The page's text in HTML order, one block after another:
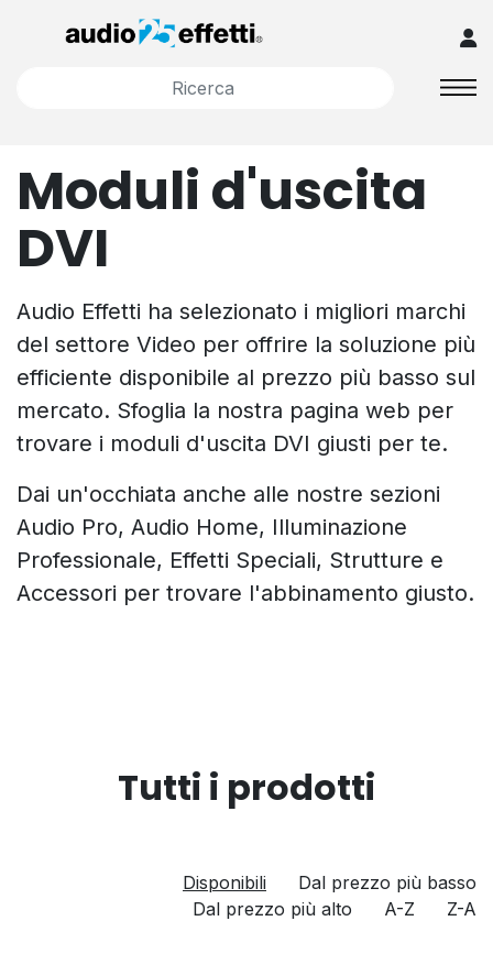
Moduli d'uscita
DVI
Audio Effetti ha selezionato i migliori marchi
del settore Video per offrire la soluzione più
efficiente disponibile al prezzo più basso sul
mercato. Sfoglia la nostra pagina web per
trovare i moduli d'uscita DVI giusti per te.
Dai un'occhiata anche alle nostre sezioni
Audio Pro, Audio Home, Illuminazione
Professionale, Effetti Speciali, Strutture e
Accessori per trovare l'abbinamento giusto.
Tutti i prodotti
Disponibili
Dal prezzo più basso
Dal prezzo più alto
A-Z Z-A